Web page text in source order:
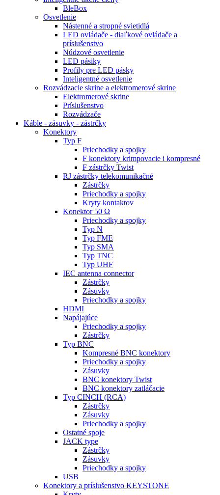
BleBox
Osvetlenie
Nástenné a stropné svietidlá
LED ovládače - diaľkové ovládače a
príslušenstvo
Núdzové osvetlenie
LED pásiky
Profily pre LED pásky
Inteligentné osvetlenie
Rozvádzacie skrine a elektromerové skrine
Elektromerové skrine
Príslušenstvo
Rozvádzače
Káble - zásuvky - zástrčky
Konektory
Typ F
Priechodky a spojky
F konektory krimpovacie i kompresné
F zástrčky Twist
RJ zástrčky telekomunikačné
Zástrčky
Priechodky a spojky
Kryty kontaktov
Konektor 50 Ω
Priechodky a spojky
Typ N
Typ FME
Typ SMA
Typ TNC
Typ UHF
IEC antenna connector
Zástrčky
Zásuvky
Priechodky a spojky
HDMI
Napájajúce
Priechodky a spojky
Zástrčky
Typ BNC
Kompresné BNC konektory
Priechodky a spojky
Zásuvky
BNC konektory Twist
BNC konektory zatláčacie
Typ CINCH (RCA)
Zástrčky
Zásuvky
Priechodky a spojky
Ostatné spoje
JACK type
Zástrčky
Zásuvky
Priechodky a spojky
USB
Konektory a príslušenstvo KEYSTONE